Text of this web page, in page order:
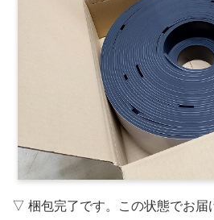
▽ 梱包完了です。この状態でお届